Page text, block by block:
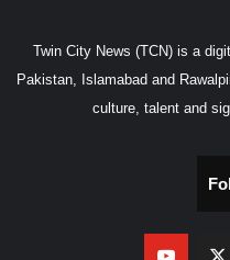
Twin City News (TCN) is a
Pakistan, Islamabad and
culture, talent and